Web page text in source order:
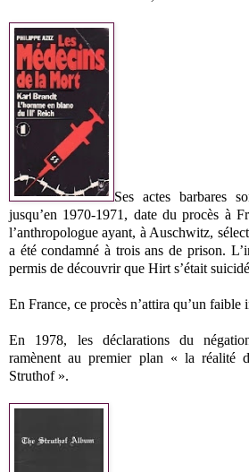
Ses actes barbares
jusqu’en 1970-1971, date du procès à
l’anthropologue ayant, à Auschwitz,
a été condamné à trois ans de prison.
permis de découvrir que Hirt s’était
En France, ce procès n’attira qu’un faible
En 1978, les déclarations du
ramènent au premier plan « la réalité
Struthof ».